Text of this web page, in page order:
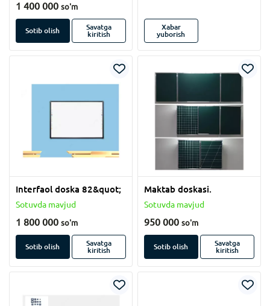
1 400 000 so'm
Sotib olish
Savatga
kiritish
Xabar
yuborish
Interfaol doska 82&quot;
Sotuvda mavjud
1 800 000 so'm
Sotib olish
Savatga
kiritish
Maktab doskasi.
Sotuvda mavjud
950 000 so'm
Sotib olish
Savatga
kiritish